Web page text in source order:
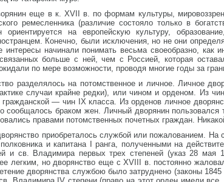
еще в к. XVII в. по формам культуры,
ремесленника (различие состояло только в
ориентируется на европейскую культуру,
Конечно, были исключения, но не они
интересы начинали понимать весьма своеобразно,
больше с ней, чем с Россией, которая
по мере возможности, проводя многие годы за
разделялось на потомственное и личное. Личное
случаи крайне редки), или чином и орденом. Из
гражданской — чин IX класса. Из орденов личное
сообщалось браком жен. Личный дворянин
правами потомственных почетных граждан.
приобреталось службой или пожалованием. На
полковника и капитана I ранга, полученными на
и св. Владимира первых трех степеней (указ 28 мая
легким, но дворянство еще с XVIII в. постоянно
дворянства службою было затруднено (законы